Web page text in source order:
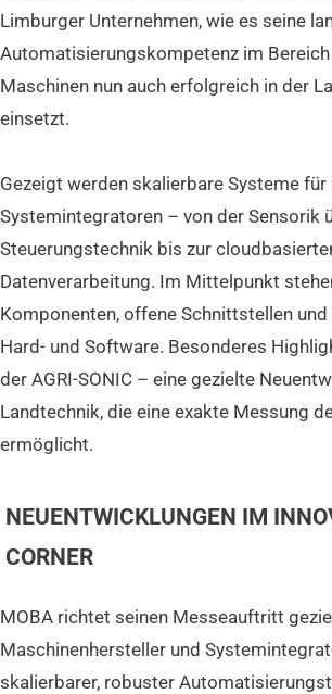
Limburger Unternehmen, wie es seine
Automatisierungskompetenz im
Maschinen nun auch erfolgreich in der
einsetzt.
Gezeigt werden skalierbare Systeme für
Systemintegratoren – von der Sensorik
Steuerungstechnik bis zur
Datenverarbeitung. Im Mittelpunkt
Komponenten, offene Schnittstellen
Hard- und Software. Besonderes
der AGRI-SONIC – eine gezielte
Landtechnik, die eine exakte Messung
ermöglicht.
NEUENTWICKLUNGEN IM
CORNER
MOBA richtet seinen Messeauftritt
Maschinenhersteller und
skalierbarer, robuster